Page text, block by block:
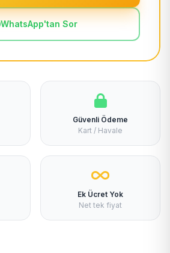
WhatsApp'tan Sor
Güvenli Ödeme
Kart / Havale
Ek Ücret Yok
Net tek fiyat